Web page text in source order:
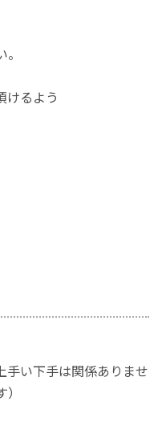
けるよう
手い下手は関係ありませ